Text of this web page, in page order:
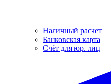
Наличный расчет
Банковская карта
Счёт для юр. лиц